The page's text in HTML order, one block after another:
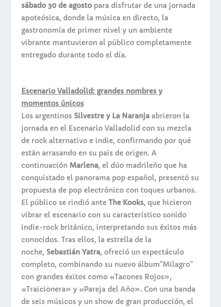
sábado 30 de agostopara disfrutar de una jornada
apoteósica, donde la música en directo, la
gastronomía de primer nivel y un ambiente
vibrante mantuvieron al público completamente
entregado durante todo el día.
Escenario Valladolid: grandes nombres y
momentos únicos
Los argentinos Silvestre y La Naranja abrieron la
jornada en el Escenario Valladolid con su mezcla
de rock alternativo e indie, confirmando por qué
están arrasando en su país de origen. A
continuación Marlena, el dúo madrileño que ha
conquistado el panorama pop español, presentó su
propuesta de pop electrónico con toques urbanos.
El público se rindió ante The Kooks, que hicieron
vibrar el escenario con su característico sonido
indie-rock británico, interpretando sus éxitos más
conocidos. Tras ellos, la estrella de la
noche, Sebastián Yatra, ofreció un espectáculo
completo, combinando su nuevo álbum”Milagro”
con grandes éxitos como «Tacones Rojos»,
«Traicionera» y «Pareja del Año». Con una banda
de seis músicos y un show de gran producción, el